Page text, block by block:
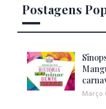
Postagens
Março